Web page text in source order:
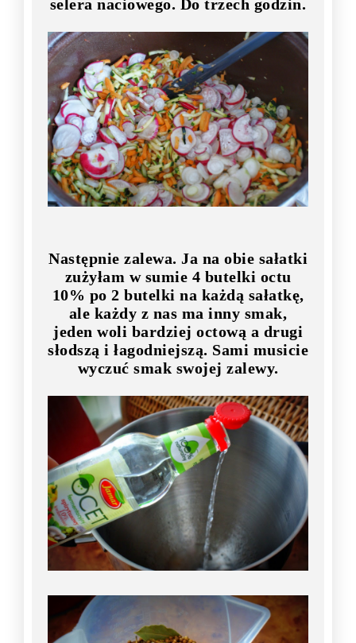
selera naciowego. Do trzech godzin.
Następnie zalewa. Ja na obie sałatki
zużyłam w sumie 4 butelki octu
10% po 2 butelki na każdą sałatkę,
ale każdy z nas ma inny smak,
jeden woli bardziej octową a drugi
słodszą i łagodniejszą. Sami musicie
wyczuć smak swojej zalewy.